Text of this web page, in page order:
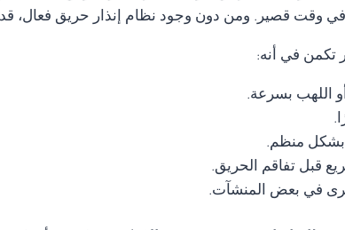
في وقت قصير. ومن دون وجود نظام إنذار حريق فعال،
تكمن في أنه:
اللهب بسرعة.
بشكل منظم.
قبل تفاقم الحريق.
في بعض المنشآت.